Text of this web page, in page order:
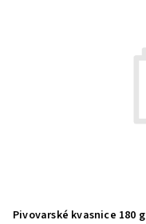
Pivovarské kvasnice 180 g